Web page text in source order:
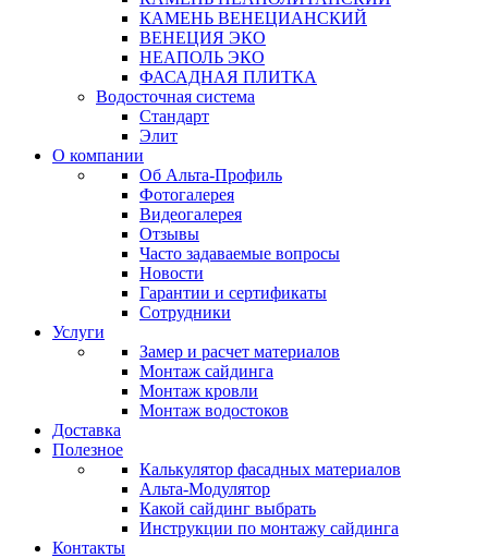
КАМЕНЬ ВЕНЕЦИАНСКИЙ
ВЕНЕЦИЯ ЭКО
НЕАПОЛЬ ЭКО
ФАСАДНАЯ ПЛИТКА
Водосточная система
Стандарт
Элит
О компании
Об Альта-Профиль
Фотогалерея
Видеогалерея
Отзывы
Часто задаваемые вопросы
Новости
Гарантии и сертификаты
Сотрудники
Услуги
Замер и расчет материалов
Монтаж сайдинга
Монтаж кровли
Монтаж водостоков
Доставка
Полезное
Калькулятор фасадных материалов
Альта-Модулятор
Какой сайдинг выбрать
Инструкции по монтажу сайдинга
Контакты